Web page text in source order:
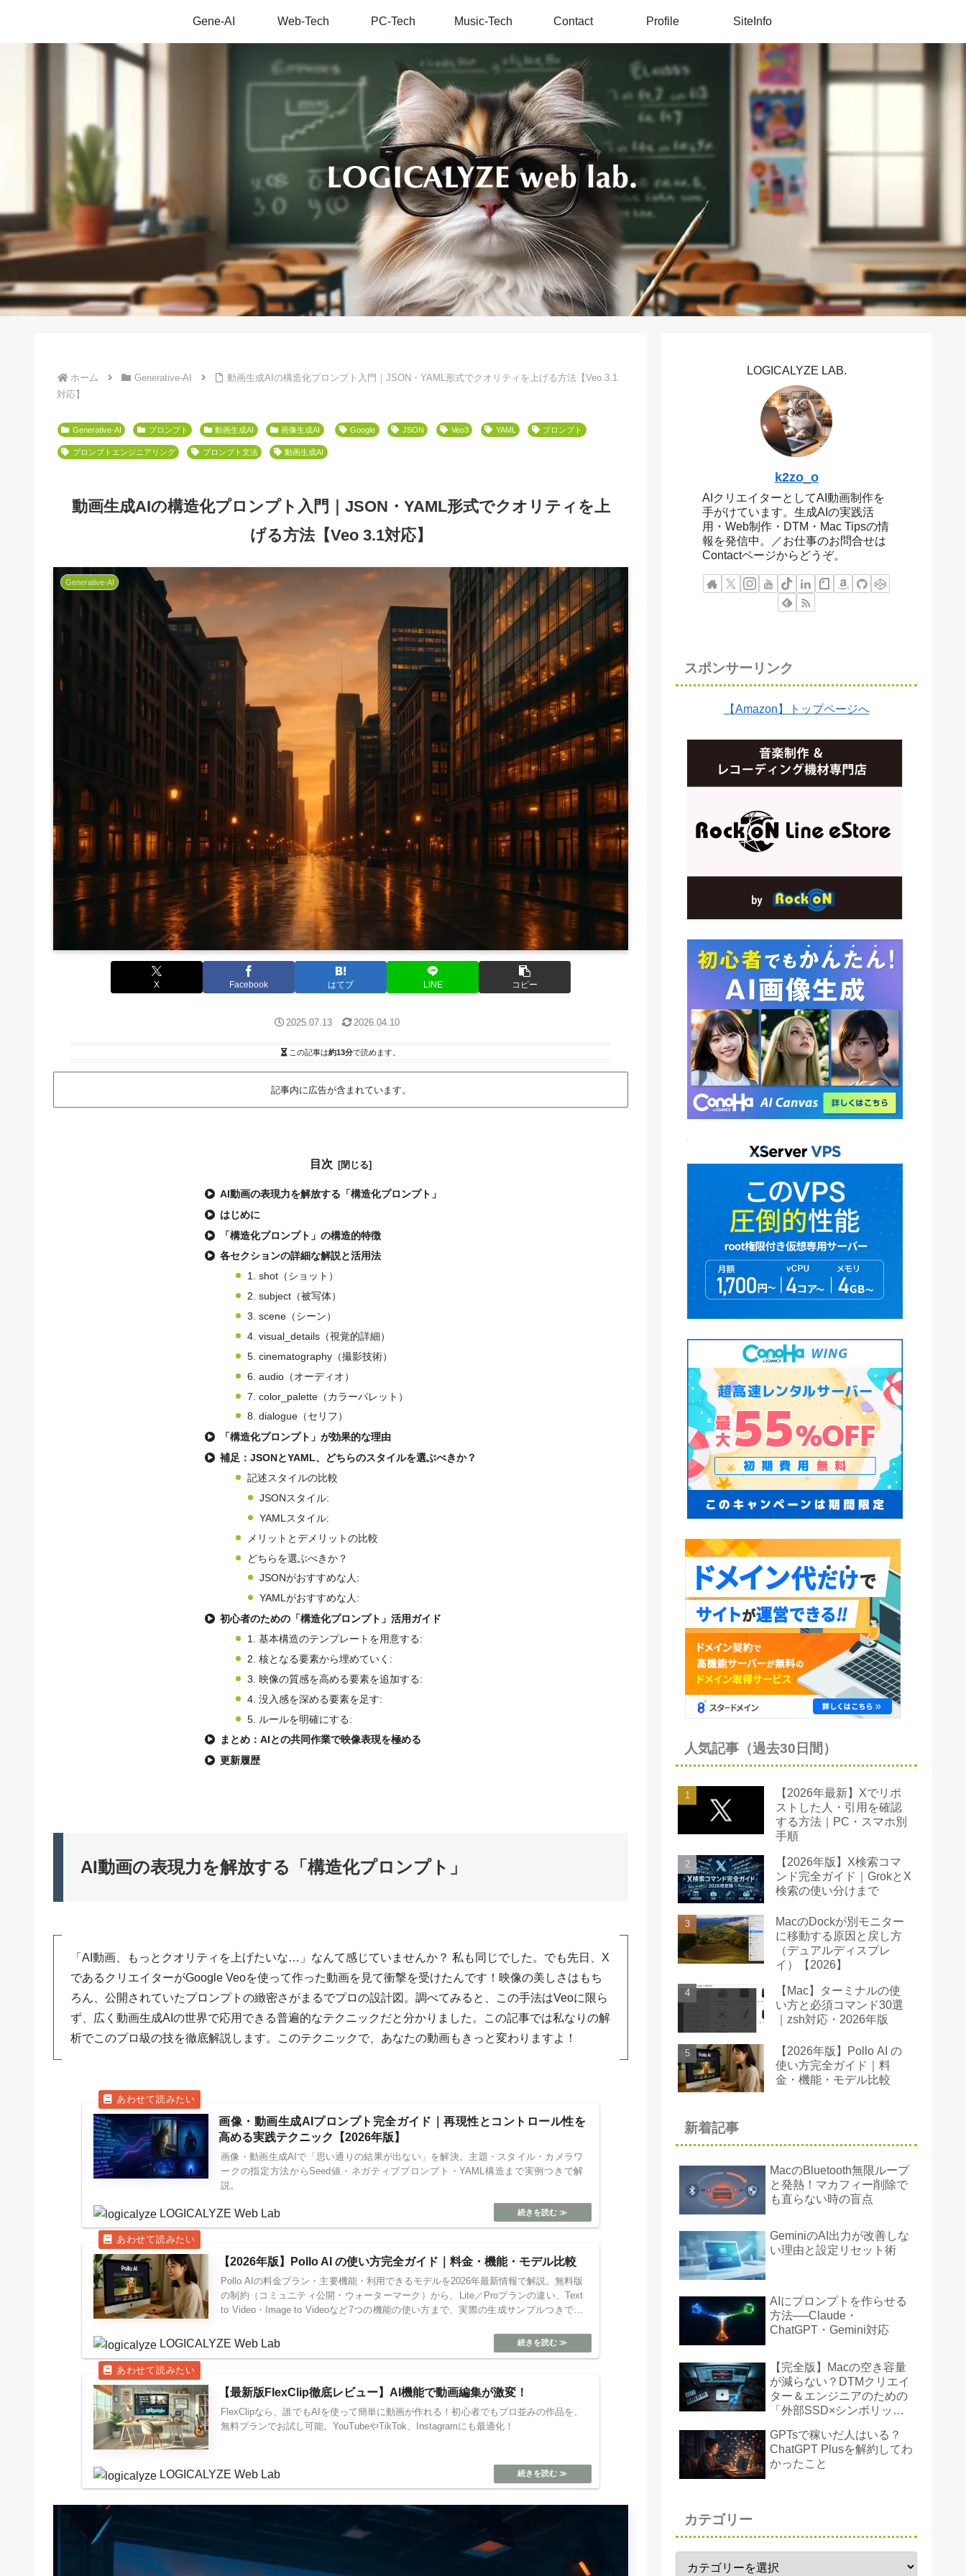
Gene-AI Web-Tech PC-Tech Music-Tech Contact Profile SiteInfo
ホーム Generative-AI
動画生成AIの構造化プロンプト入門｜JSON・YAML形式でクオリティを上げる方法【Veo 3.1
対応】
Generative-AI プロンプト 動画生成AI 画像生成AI Google JSON Veo3 YAML プロンプト
プロンプトエンジニアリング プロンプト文法 動画生成AI
動画生成AIの構造化プロンプト入門｜JSON・YAML形式でクオリティを上
げる方法【Veo 3.1対応】
Generative-AI
X Facebook はてブ LINE コピー
2025.07.13 2026.04.10
この記事は約13分で読めます。
記事内に広告が含まれています。
目次
AI動画の表現力を解放する「構造化プロンプト」
はじめに
「構造化プロンプト」の構造的特徴
各セクションの詳細な解説と活用法
1. shot（ショット）
2. subject（被写体）
3. scene（シーン）
4. visual_details（視覚的詳細）
5. cinematography（撮影技術）
6. audio（オーディオ）
7. color_palette（カラーパレット）
8. dialogue（セリフ）
「構造化プロンプト」が効果的な理由
補足：JSONとYAML、どちらのスタイルを選ぶべきか？
記述スタイルの比較
JSONスタイル:
YAMLスタイル:
メリットとデメリットの比較
どちらを選ぶべきか？
JSONがおすすめな人:
YAMLがおすすめな人:
初心者のための「構造化プロンプト」活用ガイド
1. 基本構造のテンプレートを用意する:
2. 核となる要素から埋めていく:
3. 映像の質感を高める要素を追加する:
4. 没入感を深める要素を足す:
5. ルールを明確にする:
まとめ：AIとの共同作業で映像表現を極める
更新履歴
AI動画の表現力を解放する「構造化プロンプト」
「AI動画、もっとクオリティを上げたいな…」なんて感じていませんか？ 私も同じでした。でも先日、X
であるクリエイターがGoogle Veoを使って作った動画を見て衝撃を受けたんです！映像の美しさはもち
ろん、公開されていたプロンプトの緻密さがまるでプロの設計図。調べてみると、この手法はVeoに限ら
ず、広く動画生成AIの世界で応用できる普遍的なテクニックだと分かりました。この記事では私なりの解
析でこのプロ級の技を徹底解説します。このテクニックで、あなたの動画もきっと変わりますよ！
画像・動画生成AIプロンプト完全ガイド｜再現性とコントロール性を
高める実践テクニック【2026年版】
画像・動画生成AIで「思い通りの結果が出ない」を解決。主題・スタイル・カメラワ
ークの指定方法からSeed値・ネガティブプロンプト・YAML構造まで実例つきで解
説。
LOGICALYZE Web Lab
【2026年版】Pollo AI の使い方完全ガイド｜料金・機能・モデル比較
Pollo AIの料金プラン・主要機能・利用できるモデルを2026年最新情報で解説。無料版
の制約（コミュニティ公開・ウォーターマーク）から、Lite／Proプランの違い、Text
to Video・Image to Videoなど7つの機能の使い方まで、実際の生成サンプルつきで紹
LOGICALYZE Web Lab
【最新版FlexClip徹底レビュー】AI機能で動画編集が激変！
FlexClipなら、誰でもAIを使って簡単に動画が作れる！初心者でもプロ並みの作品を、
無料プランでお試し可能。YouTubeやTikTok、Instagramにも最適化！
LOGICALYZE Web Lab
LOGICALYZE LAB.
k2zo_o
AIクリエイターとしてAI動画制作を
手がけています。生成AIの実践活
用・Web制作・DTM・Mac Tipsの情
報を発信中。／お仕事のお問合せは
Contactページからどうぞ。
スポンサーリンク
【Amazon】トップページへ
人気記事（過去30日間）
【2026年最新】Xでリポ
ストした人・引用を確認
する方法｜PC・スマホ別
手順
【2026年版】X検索コマ
ンド完全ガイド｜GrokとX
検索の使い分けまで
MacのDockが別モニター
に移動する原因と戻し方
（デュアルディスプレ
イ）【2026】
【Mac】ターミナルの使
い方と必須コマンド30選
｜zsh対応・2026年版
【2026年版】Pollo AI の
使い方完全ガイド｜料
金・機能・モデル比較
新着記事
MacのBluetooth無限ループ
と発熱！マカフィー削除で
も直らない時の盲点
GeminiのAI出力が改善しな
い理由と設定リセット術
AIにプロンプトを作らせる
方法──Claude・
ChatGPT・Gemini対応
【完全版】Macの空き容量
が減らない？DTMクリエイ
ター＆エンジニアのための
「外部SSD×シンボリック
GPTsで稼いだ人はいる？
ChatGPT Plusを解約してわ
かったこと
カテゴリー